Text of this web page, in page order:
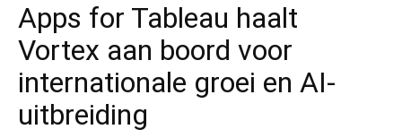
Apps for Tableau haalt
Vortex aan boord voor
internationale groei en AI-
uitbreiding